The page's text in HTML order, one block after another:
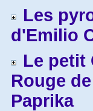
Les
d'Emilio
Le petit
Rouge
Paprika